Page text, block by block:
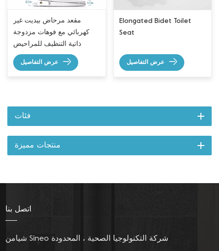
مقعد مرحاض بيديت غير
كهربائي مع فوهات مزدوجة
ذاتية التنظيف للمراحيض
الطويلة
عرض التفاصيل
Elongated Bidet Toilet
Seat
عرض التفاصيل
فئات
منتجات مميزة
اتصل بنا
شيامن Sineo شركة التكنولوجيا الصحية ، المحدودة